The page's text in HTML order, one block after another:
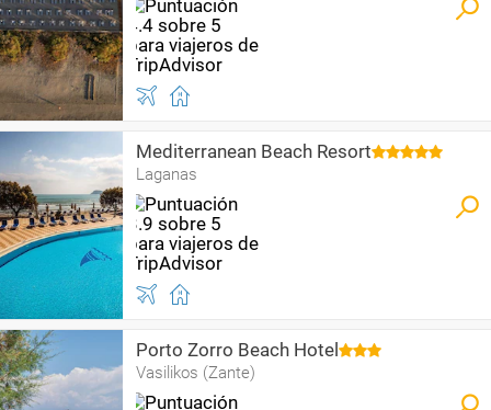
Mediterranean Beach Resort
Laganas
Porto Zorro Beach Hotel
Vasilikos (Zante)